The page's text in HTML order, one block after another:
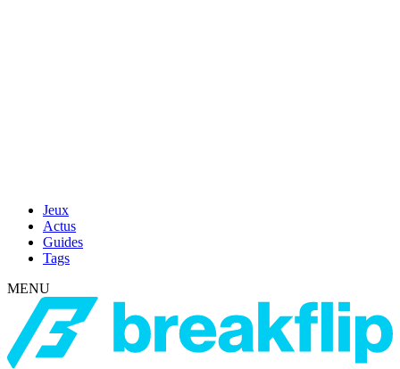
Jeux
Actus
Guides
Tags
MENU